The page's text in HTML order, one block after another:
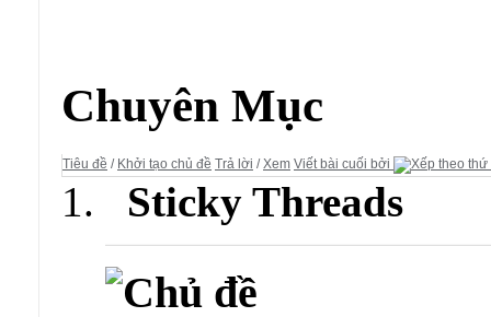
Chuyên Mục
Tiêu đề / Khởi tạo chủ đề Trả lời /Xem Viết bài cuối bởi
Sticky Threads